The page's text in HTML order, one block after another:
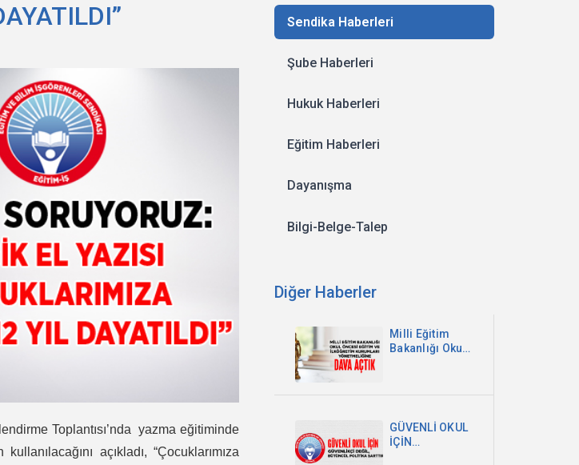
Sendika Haberleri
Şube Haberleri
Hukuk Haberleri
Eğitim Haberleri
Dayanışma
Bilgi-Belge-Talep
Diğer Haberler
Milli Eğitim
Bakanlığı Okul
Dava Açtık
GÜVENLİ OKUL
İÇİN
Toplantısı’nda yazma eğitiminde
açıkladı, “Çocuklarımıza